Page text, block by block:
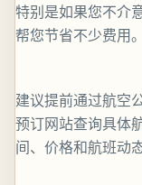
特别是如果您不介
帮您节省不少费用。
建议提前通过航空
预订网站查询具体
间、价格和航班动态